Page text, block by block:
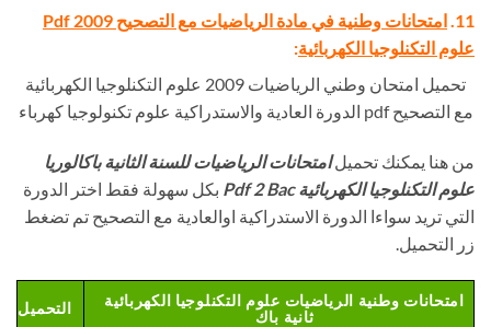
11.
امتحانات وطنية في مادة الرياضيات مع التصحيح Pdf 2009
علوم التكنلوجيا الكهربائية:
تحميل امتحان وطني الرياضيات 2009 علوم التكنلوجيا الكهربائية
مع التصحيح pdf الدورة العادية والاستدراكية علوم تكنولوجيا كهرباء
من هنا يمكنك تحميلامتحانات الرياضيات للسنة الثانية باكالوريا
علوم التكنلوجيا الكهربائية Pdf 2 Bac
بكل سهولة فقط اختر الدورة
التي تريد سواءا الدورة الاستدراكية اوالعادية مع التصحيح تم تضغط
زر التحميل.
امتحانات وطنية الرياضيات علوم التكنلوجيا الكهربائية
ثانية باك
التحميل